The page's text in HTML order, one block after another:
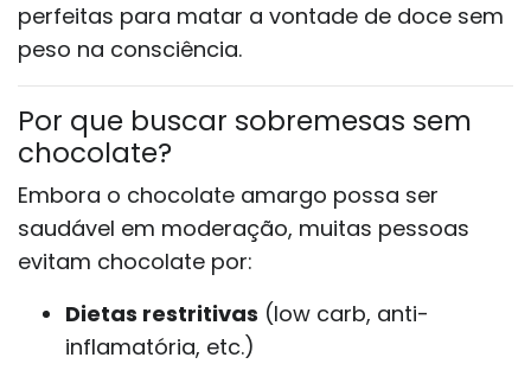
perfeitas para matar a vontade de doce sem
peso na consciência.
Por que buscar sobremesas sem
chocolate?
Embora o chocolate amargo possa ser
saudável em moderação, muitas pessoas
evitam chocolate por:
Dietas restritivas (low carb, anti-
inflamatória, etc.)